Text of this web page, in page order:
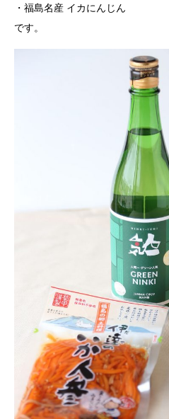
・福島名産 イカにんじん
です。